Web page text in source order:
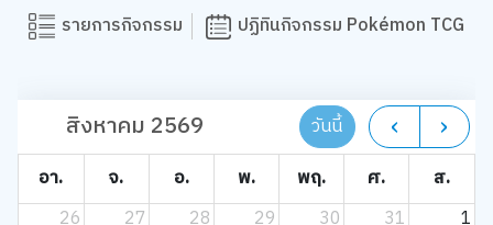
รายการกิจกรรม
ปฏิทินกิจกรรม Pokémon TCG
สิงหาคม 2569
วันนี้
อา.
จ. อ. พ. พฤ. ศ.
ส.